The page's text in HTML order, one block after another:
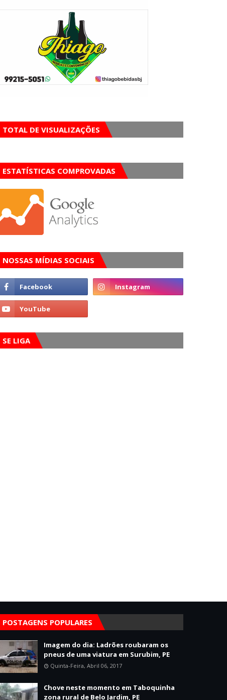
TOTAL DE VISUALIZAÇÕES
ESTATÍSTICAS COMPROVADAS
NOSSAS MÍDIAS SOCIAIS
SE LIGA
POSTAGENS POPULARES
Imagem do dia: Ladrões roubaram os
pneus de uma viatura em Surubim, PE
Quinta-Feira, Abril 06, 2017
Chove neste momento em Taboquinha
zona rural de Belo Jardim, PE